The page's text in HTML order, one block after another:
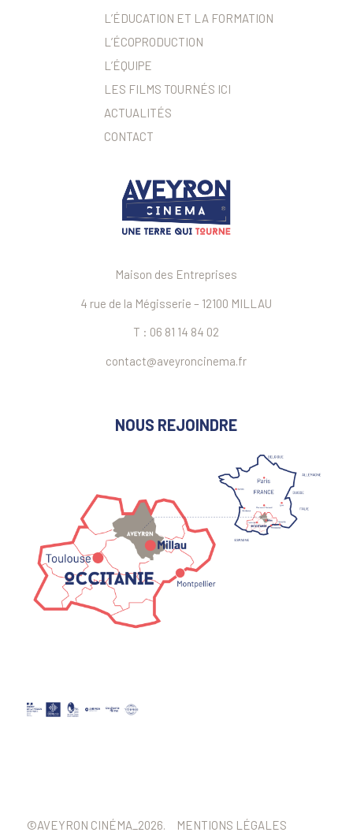
L’ÉDUCATION ET LA FORMATION
L’ÉCOPRODUCTION
L’ÉQUIPE
LES FILMS TOURNÉS ICI
ACTUALITÉS
CONTACT
Maison des Entreprises
4 rue de la Mégisserie – 12100 MILLAU
T : 06 81 14 84 02
contact@aveyroncinema.fr
NOUS REJOINDRE
©AVEYRON CINÉMA_2026. MENTIONS LÉGALES